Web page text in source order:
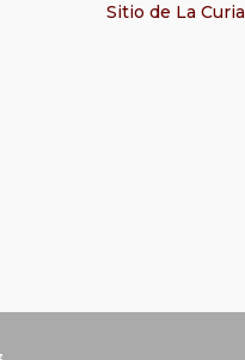
Sitio de La Curia